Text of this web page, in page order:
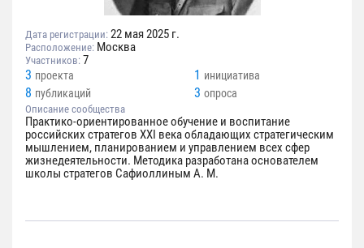
Дата регистрации: 22 мая 2025 г.
Расположение: Москва
Участников: 7
3 проекта 1 инициатива
8 публикаций 3 опроса
Описание сообщества
Практико-ориентированное обучение и воспитание
российских стратегов XXI века обладающих стратегическим
мышлением, планированием и управлением всех сфер
жизнедеятельности. Методика разработана основателем
школы стратегов Сафиоллиным А. М.